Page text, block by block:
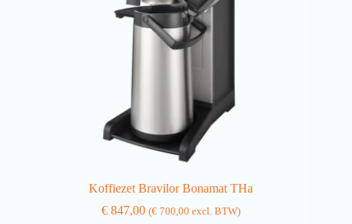
Koffiezet Bravilor Bonamat THa
€847,00 (€700,00 excl. BTW)